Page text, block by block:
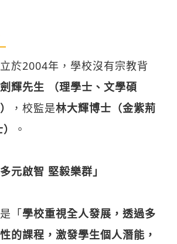
於2004年，學校沒有宗教背
輝先生 （理學士、文學碩
，校監是林大輝博士（金紫荊
。
多元啟智 堅毅樂群」
「學校重視全人發展，透過多
的課程，激發學生個人潛能，